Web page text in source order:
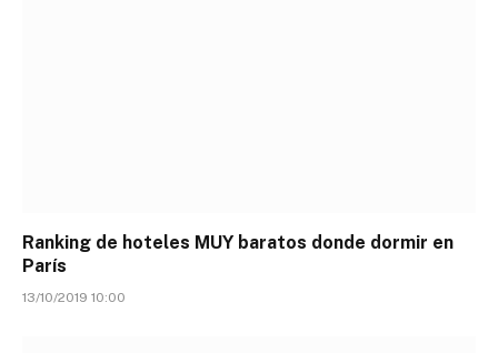
Ranking de hoteles MUY baratos donde dormir en
París
13/10/2019 10:00